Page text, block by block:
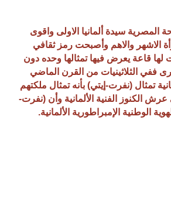
المصرية سيدة ألمانيا الاولى واقوى
الاشهر والاهم وأصبحت رمز ثقافي
قاعة يعرض فيها تمثالها وحده دون
ففي الثلاثينيات من القرن الماضي
تمثال (نفرت-إيتي) بأنه تمثال ملكتهم
عرش الكنوز الفنية الألمانية وأن (نفرت-
الوطنية الإمبراطورية الألمانية.